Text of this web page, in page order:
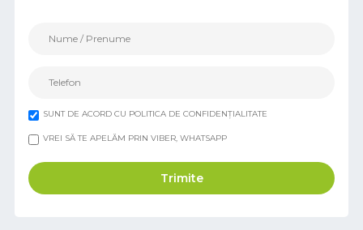
SUNT DE ACORD CU POLITICA DE CONFIDENȚIALITATE
VREI SĂ TE APELĂM PRIN VIBER, WHATSAPP
Trimite